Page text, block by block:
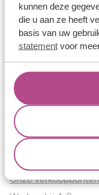
kunnen deze
die u aan ze heeft
basis van uw
statementvoor
Historie
Certificaten
Blogs
Jouw voordelen
Conflictvrije
Oneindig veel
Kwaliteit
Juweliers &
Onze verkooppunten